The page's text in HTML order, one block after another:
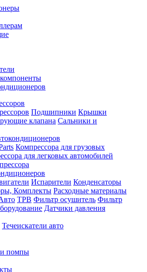
Подшипники Крышки
клапана Сальники и
Компрессора для грузовых
для легковых автомобилей
Испарители Конденсаторы
Комплекты Расходные материалы
ТРВ Фильтр осушитель Фильтр
Датчики давления
Течеискатели авто
помпы